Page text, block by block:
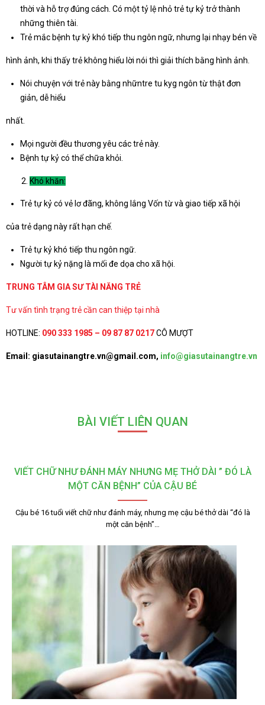
thời và hỗ trợ đúng cách. Có một tỷ lệ nhỏ trẻ tự kỷ trở thành
những thiên tài.
Trẻ mắc bệnh tự kỷ khó tiếp thu ngôn ngữ, nhưng lại nhạy bén về
hình ảnh, khi thấy trẻ không hiểu lời nói thì giải thích bằng hình ảnh.
Nói chuyện với trẻ này bằng nhữntre tu kyg ngôn từ thật đơn
giản, dễ hiểu
nhất.
Mọi người đều thương yêu các trẻ này.
Bệnh tự kỷ có thể chữa khỏi.
Khó khăn:
Trẻ tự kỷ có vẻ lơ đãng, không lắng Vốn từ và giao tiếp xã hội
của trẻ dạng này rất hạn chế.
Trẻ tự kỷ khó tiếp thu ngôn ngữ.
Người tự kỷ nặng là mối đe dọa cho xã hội.
TRUNG TÂM GIA SƯ TÀI NĂNG TRẺ
Tư vấn tình trạng trẻ cần can thiệp tại nhà
HOTLINE: 090 333 1985 – 09 87 87 0217CÔ MƯỢT
Email: giasutainangtre.vn@gmail.com, info@giasutainangtre.vn
BÀI VIẾT LIÊN QUAN
VIẾT CHỮ NHƯ ĐÁNH MÁY NHƯNG MẸ THỞ DÀI ” ĐÓ LÀ
MỘT CĂN BỆNH” CỦA CẬU BÉ
Cậu bé 16 tuổi viết chữ như đánh máy, nhưng mẹ cậu bé thở dài “đó là
một căn bệnh”…